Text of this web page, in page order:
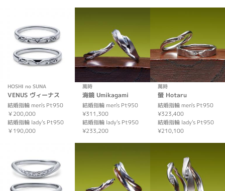
HOSHI no SUNA
VENUS ヴィーナス
結婚指輪 men's Pt950
￥200,000
結婚指輪 lady's Pt950
￥190,000
萬時
海鏡 Umikagami
結婚指輪 men's Pt950
¥311,300
結婚指輪 lady's Pt950
¥233,200
萬時
螢 Hotaru
結婚指輪 men's Pt950
¥323,400
結婚指輪 lady's Pt950
¥210,100